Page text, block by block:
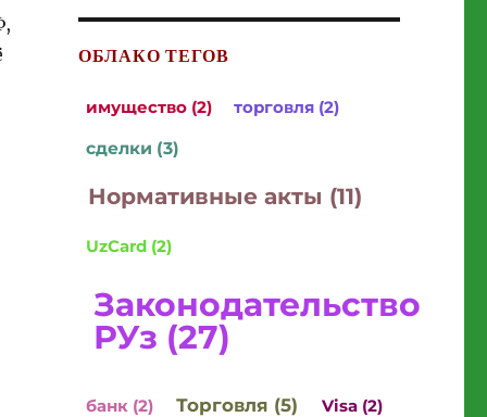
ОБЛАКО ТЕГОВ
имущество (2) торговля (2)
сделки (3)
Нормативные акты (11)
UzCard (2)
Законодательство
РУз (27)
банк (2) Торговля (5) Visa (2)